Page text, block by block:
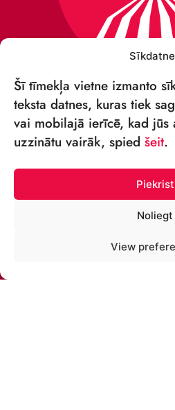
Šī tīmekļa vietne izmanto
teksta datnes, kuras tiek
vai mobilajā ierīcē, kad jūs
uzzinātu vairāk, spied šeit.
Piekrist
Noliegt
View
VSIA
Merķeļa
Rīga, LV-
Reģ. Nr.: